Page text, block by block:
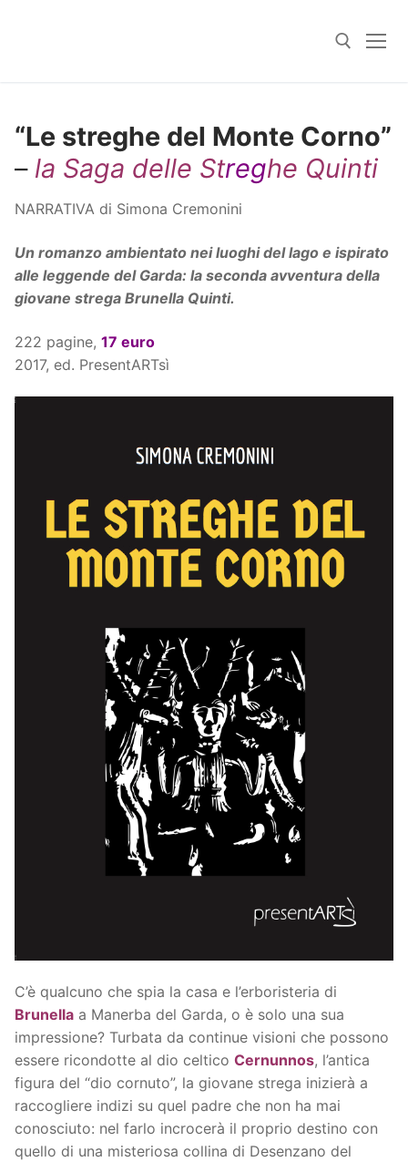
“Le streghe del Monte Corno”
–la Saga delle Streghe Quinti
NARRATIVA di Simona Cremonini
Un romanzo ambientato nei luoghi del lago e ispirato
alle leggende del Garda: la seconda avventura della
giovane strega Brunella Quinti.
222 pagine, 17 euro
2017, ed. PresentARTsì
C’è qualcuno che spia la casa e l’erboristeria di
Brunella a Manerba del Garda, o è solo una sua
impressione? Turbata da continue visioni che possono
essere ricondotte al dio celtico Cernunnos, l’antica
figura del “dio cornuto”, la giovane strega inizierà a
raccogliere indizi su quel padre che non ha mai
conosciuto: nel farlo incrocerà il proprio destino con
quello di una misteriosa collina di Desenzano del